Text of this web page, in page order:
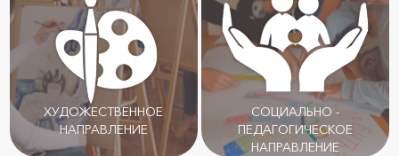
ХУДОЖЕСТВЕННОЕ
НАПРАВЛЕНИЕ
СОЦИАЛЬНО -
ПЕДАГОГИЧЕСКОЕ
НАПРАВЛЕНИЕ